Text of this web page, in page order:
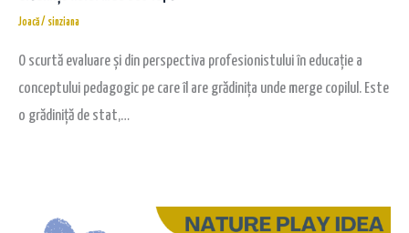
Joacă/ sinziana
O scurtă evaluare și din perspectiva profesionistului în educație a
conceptului pedagogic pe care îl are grădinița unde merge copilul. Este
o grădiniță de stat,…